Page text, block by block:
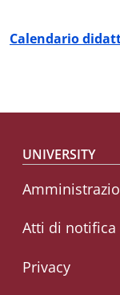
Calendario
Footer
UNIVERSITY
Atti di notifica
Privacy